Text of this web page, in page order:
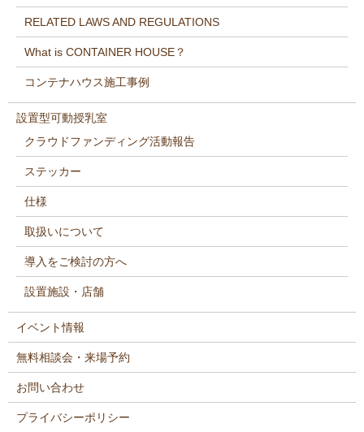
RELATED LAWS AND REGULATIONS
What is CONTAINER HOUSE？
コンテナハウス施工事例
設置型可動授乳室
クラウドファンディング活動報告
ステッカー
仕様
取扱いについて
導入をご検討の方へ
設置施設・店舗
イベント情報
無料相談会・来場予約
お問い合わせ
プライバシーポリシー